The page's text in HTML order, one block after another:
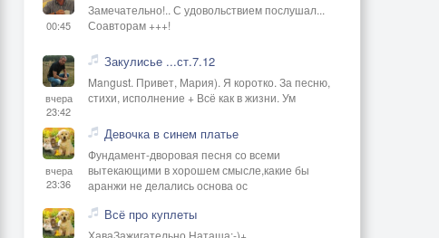
00:45
Замечательно!.. С удовольствием послушал...
Соавторам +++!
вчера
23:42
Закулисье ...ст.7.12
Mangust. Привет, Мария). Я коротко. За песню,
стихи, исполнение + Всё как в жизни. Ум
вчера
23:36
Девочка в синем платье
Фундамент-дворовая песня со всеми
вытекающими в хорошем смысле,какие бы
аранжи не делались основа ос
Всё про куплеты
ХаваЗажигательно Наташа:-)+